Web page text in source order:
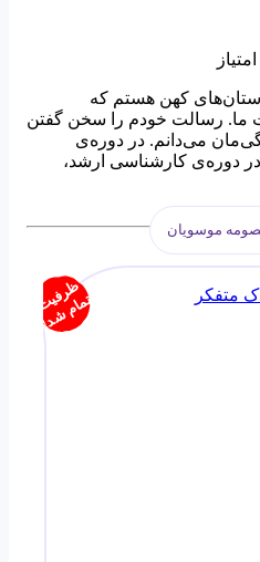
کهن هستم که
ما. رسالت خودم را سخن گفتن
می‌دانم. در دوره‌ی
دوره‌ی کارشناسی ارشد،
موسویان
ظ
ر
ف
یت
تم
ام
ش
د
!